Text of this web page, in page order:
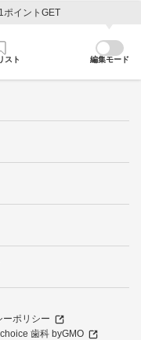
ポイントGET
スト 編集モード
ーポリシー
歯科 byGMO